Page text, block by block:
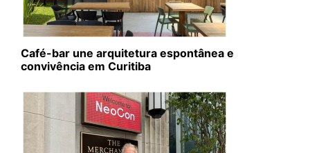
Café-bar une arquitetura espontânea e
convivência em Curitiba